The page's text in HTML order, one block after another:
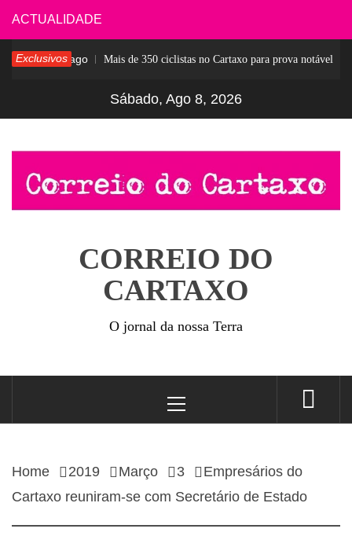
Skip
to
content
ACTUALIDADE
Exclusivos
6 dias ago Mais de 350 ciclistas no Cartaxo para prova notável
Sábado, Ago 8, 2026
CORREIO DO
CARTAXO
O jornal da nossa Terra
Menu
Home 2019 Março 3
Empresários do
Cartaxo reuniram-se com Secretário de Estado